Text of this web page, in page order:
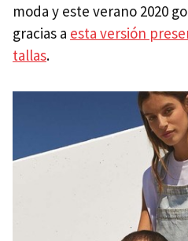
moda y este verano 2020
gracias a esta versión
tallas.